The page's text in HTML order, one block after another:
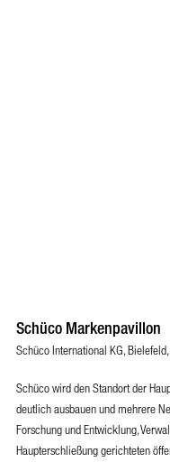
Schüco Markenpavillon
Schüco International KG,
Schüco wird den Standort der
deutlich ausbauen und mehrere
Forschung und Entwicklung,
Haupterschließung gerichteten